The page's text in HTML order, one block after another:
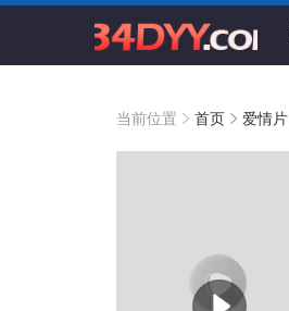
当前位置 首页 爱情片